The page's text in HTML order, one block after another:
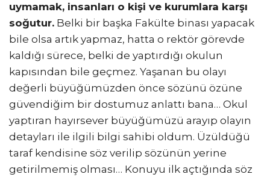
uymamak, insanları o kişi ve kurumlara karşı
soğutur. Belki bir başka Fakülte binası yapacak
bile olsa artık yapmaz, hatta o rektör görevde
kaldığı sürece, belki de yaptırdığı okulun
kapısından bile geçmez. Yaşanan bu olayı
değerli büyüğümüzden önce sözünü özüne
güvendiğim bir dostumuz anlattı bana… Okul
yaptıran hayırsever büyüğümüzü arayıp olayın
detayları ile ilgili bilgi sahibi oldum. Üzüldüğü
taraf kendisine söz verilip sözünün yerine
getirilmemiş olması… Konuyu ilk açtığında söz